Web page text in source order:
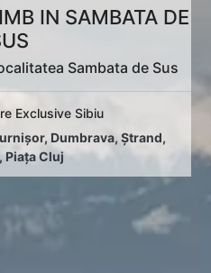
IN SAMBATA DE
Sambata de Sus
Exclusive Sibiu
,Dumbrava,Ștrand,
,Piața Cluj